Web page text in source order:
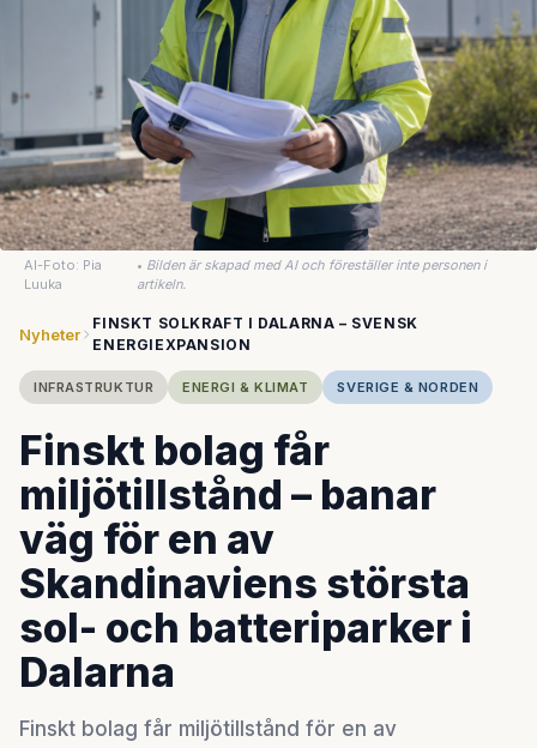
AI-Foto: Pia
Luuka
• Bilden är skapad med AI och föreställer inte personen i
artikeln.
Nyheter
FINSKT SOLKRAFT I DALARNA – SVENSK
ENERGIEXPANSION
INFRASTRUKTUR ENERGI & KLIMAT SVERIGE & NORDEN
Finskt bolag får
miljötillstånd – banar
väg för en av
Skandinaviens största
sol- och batteriparker i
Dalarna
Finskt bolag får miljötillstånd för en av